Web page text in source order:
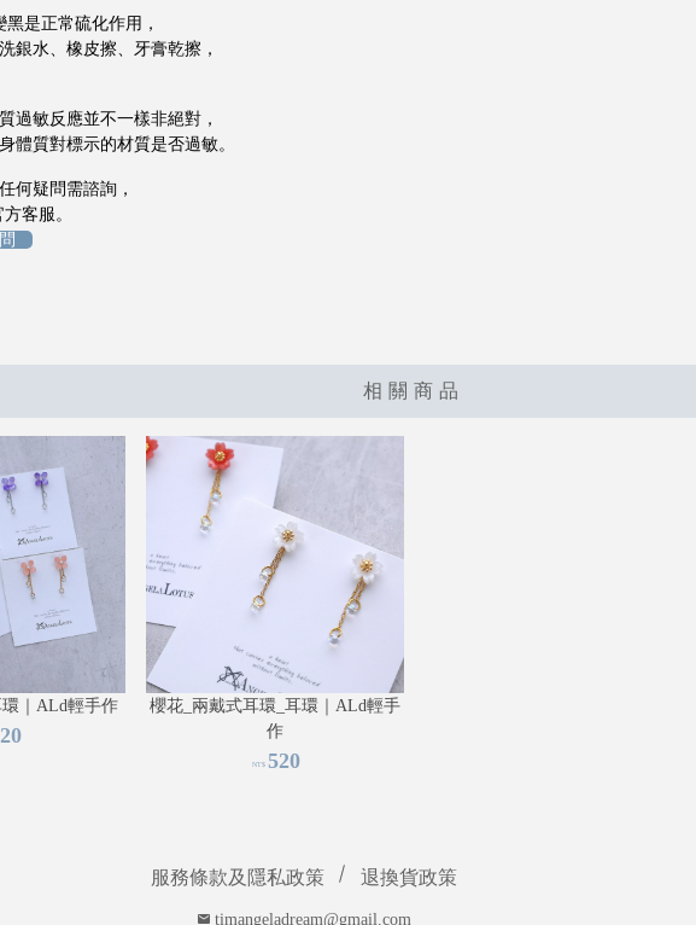
是正常硫化作用，
銀水、橡皮擦、牙膏乾擦，
過敏反應並不一樣非絕對，
體質對標示的材質是否過敏。
何疑問需諮詢，
客服。
問
相關商品
｜ALd輕手作
NT$ 520
櫻花_兩戴式耳環_耳環｜ALd輕手
作
服務條款及隱私政策 退換貨政策
timangeladream@gmail.com